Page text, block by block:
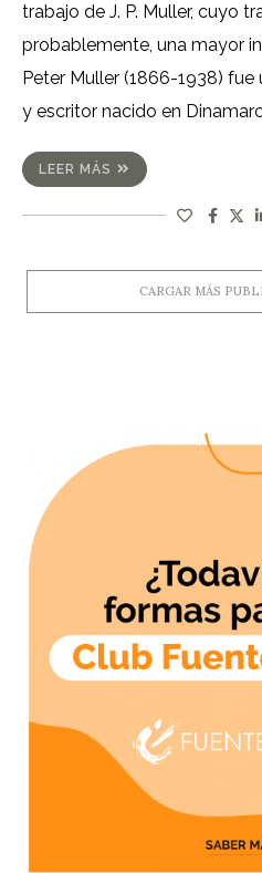
trabajo de J. P. Muller, cuyo
probablemente, una mayor
Peter Muller (1866-1938)
y escritor nacido en
LEER MÁS
CARGAR MÁS